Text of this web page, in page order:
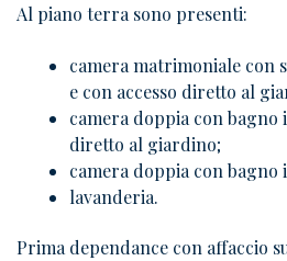
Al piano terra sono presenti:
camera matrimoniale con
e con accesso diretto al
camera doppia con bagno
diretto al giardino;
camera doppia con bagno
lavanderia.
Prima dependance con affaccio